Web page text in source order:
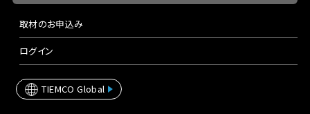
取材のお申込み
ログイン
TIEMCO Global